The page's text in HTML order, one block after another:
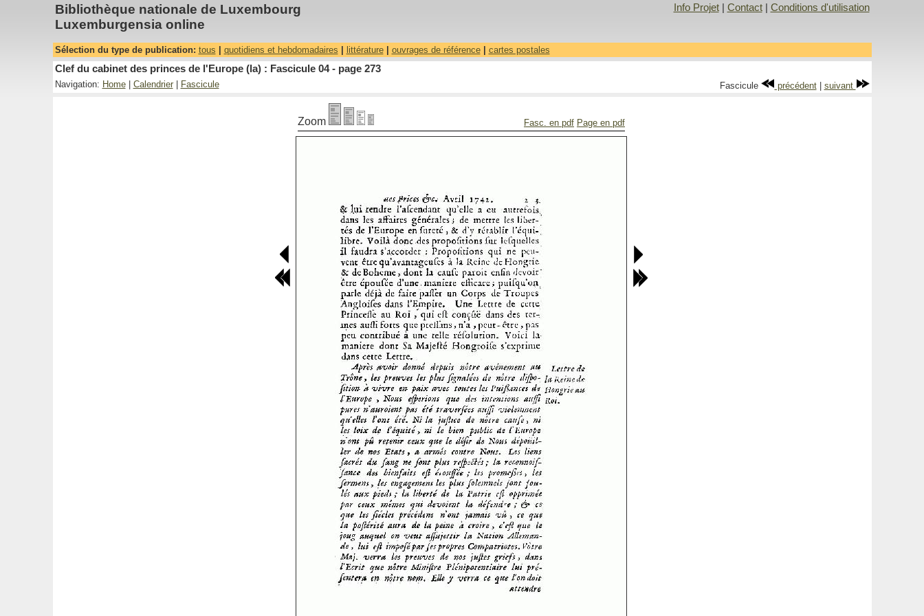
Bibliothèque nationale de Luxembourg
Luxemburgensia online
Info Projet| Contact| Conditions d'utilisation
Sélection du type de publication: tous quotidiens et hebdomadaires littérature| ouvrages de référence| cartes postales
Clef du cabinet des princes de l'Europe (la) : Fascicule 04 - page 273
Navigation: Home| Calendrier| Fascicule Fascicule précédent| suivant
Zoom Fasc. en pdf Page en pdf